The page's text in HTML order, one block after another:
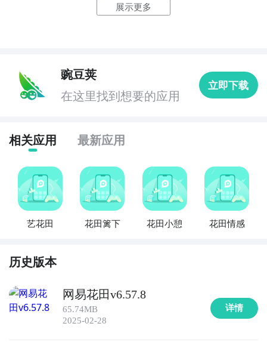
5. 《美丽约》- 美丽约是一款以美容、时尚为主题的社
交平台，用户可以分享自己的美妆心得、穿搭经验，并
6. 《微博》- 微博是一款热门的社交媒体平台，用户可
以发布短文、图片和视频，与关注者分享生活点滴，并
与其他用户进行互动。
7. 《陪我》- 陪我是一款陌生人聊天交友应用，用户可
以通过语音或文字与陌生人聊天，分享心情、倾诉烦
8. 《小红书》- 小红书是一个以社区、分享为核心的平
台，用户可以发现并分享各种生活经验、购物心得、旅
行攻略等，与其他用户交流和互动。
展示更多
豌豆荚
在这里找到想要的应用
立即下载
相关应用 最新应用
艺花田 花田篱下 花田小憩 花田情感
历史版本
网易花田v6.57.8
65.74MB
2025-02-28
详情